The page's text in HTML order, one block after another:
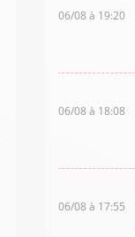
06/08 à 19:20
06/08 à 18:08
06/08 à 17:55